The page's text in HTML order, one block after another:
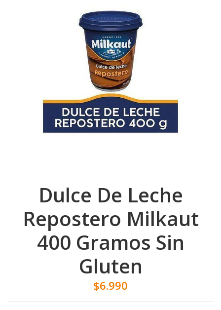
Dulce De Leche
Repostero Milkaut
400 Gramos Sin
Gluten
$6.990